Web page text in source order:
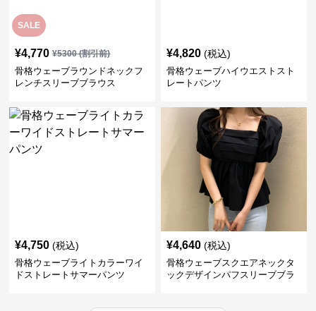
SALE
¥4,770 ¥5300(割引前)
骨格ウェーブラウンドネックフ
レンチスリーブブラウス
¥4,820 (税込)
骨格ウェーブハイウエストスト
レートパンツ
¥4,750 (税込)
骨格ウェーブライトカラーワイ
ドストレートサマーパンツ
¥4,640 (税込)
骨格ウェーブスクエアネックタ
ックデザインパフスリーブブラ